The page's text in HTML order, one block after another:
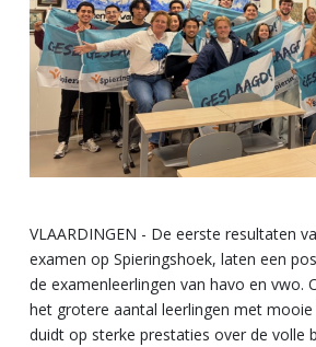
VLAARDINGEN - De eerste resultaten
examen op Spieringshoek, laten een
de examenleerlingen van havo en vwo.
het grotere aantal leerlingen met
duidt op sterke prestaties over de volle